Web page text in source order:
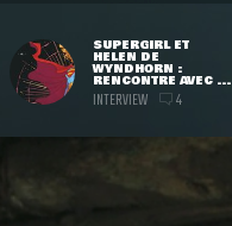
SUPERGIRL ET
HELEN DE
WYNDHORN :
RENCONTRE AVEC ...
INTERVIEW 4